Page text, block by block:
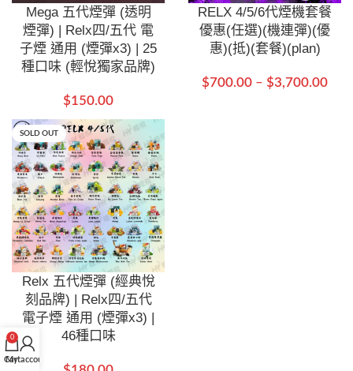
Mega 五代煙彈 (透明
煙彈) | Relx四/五代 電
子煙 通用 (煙彈x3) | 25
種口味 (輕悅獨家品牌)
$150.00
RELX 4/5/6代煙機套餐
優惠(任選)(機連彈)(優
惠)(抵)(套餐)(plan)
$700.00 – $3,700.00
SOLD OUT
Relx 五代煙彈 (經典悅
刻品牌) | Relx四/五代
電子煙 通用 (煙彈x3) |
46種口味
0
Cart
My account